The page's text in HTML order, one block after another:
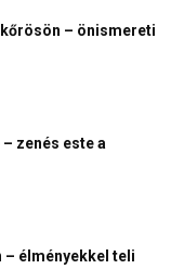
– önismereti
zenés este a
élményekkel teli